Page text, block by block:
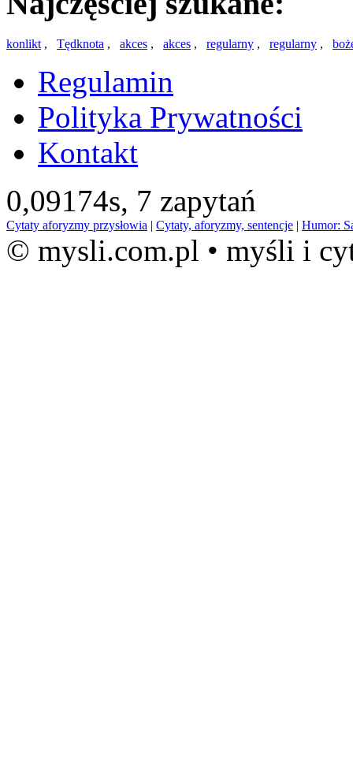
konlikt , Tędknota , akces , akces , regularny , regularny ,
Regulamin
Polityka Prywatności
Kontakt
0,09174s, 7 zapytań
Cytaty aforyzmy przysłowia | Cytaty, aforyzmy, sentencje | Humor:
© mysli.com.pl • myśli i